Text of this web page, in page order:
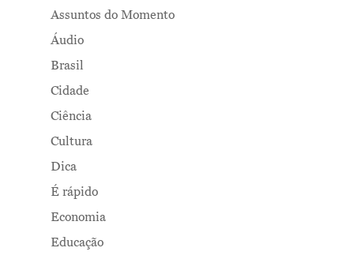
Assuntos do Momento
Áudio
Brasil
Cidade
Ciência
Cultura
Dica
É rápido
Economia
Educação